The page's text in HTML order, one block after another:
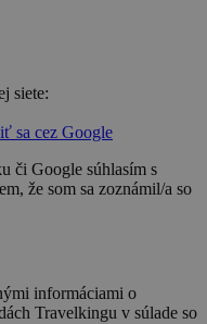
siete:
sa cez Google
či Google súhlasím s
že som sa zoznámil/a so
informáciami o
Travelkingu v súlade so